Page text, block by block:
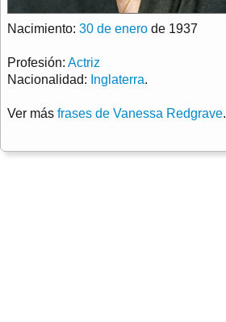
Nacimiento: 30 de enero de 1937
Profesión: Actriz
Nacionalidad: Inglaterra.
Ver más frases de Vanessa Redgrave.